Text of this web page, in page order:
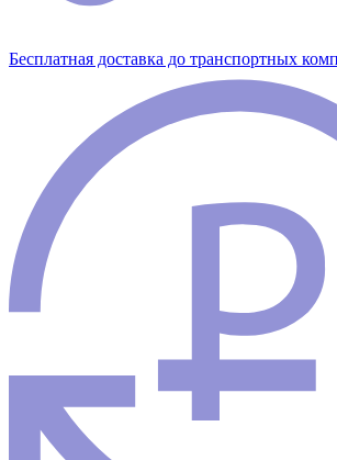
Бесплатная доставка до транспортных